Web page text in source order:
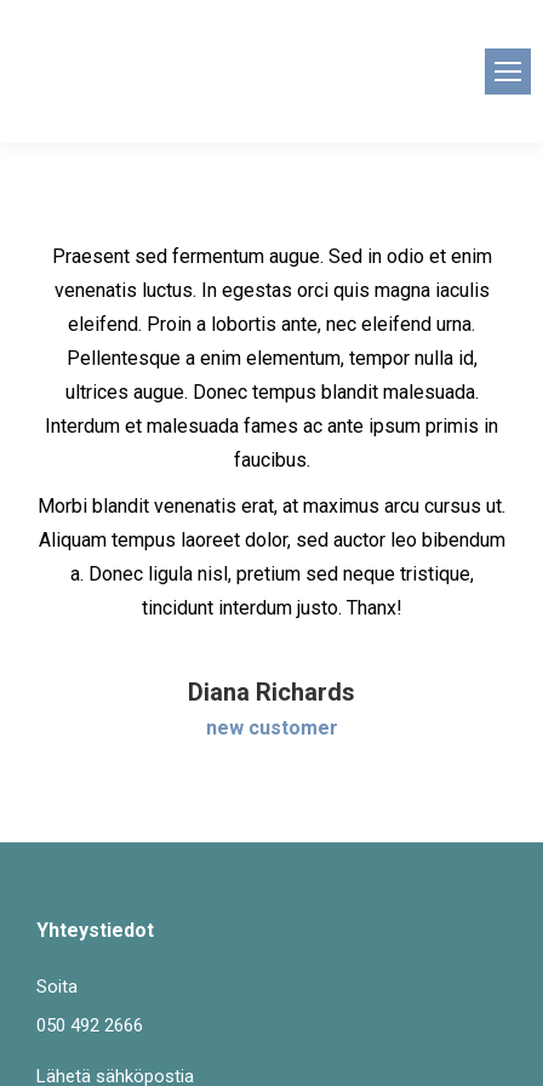
Praesent sed fermentum augue. Sed in odio et enim
venenatis luctus. In egestas orci quis magna iaculis
eleifend. Proin a lobortis ante, nec eleifend urna.
Pellentesque a enim elementum, tempor nulla id,
ultrices augue. Donec tempus blandit malesuada.
Interdum et malesuada fames ac ante ipsum primis in
faucibus.
Morbi blandit venenatis erat, at maximus arcu cursus ut.
Aliquam tempus laoreet dolor, sed auctor leo bibendum
a. Donec ligula nisl, pretium sed neque tristique,
tincidunt interdum justo. Thanx!
Diana Richards
new customer
Yhteystiedot
Soita
050 492 2666
Lähetä sähköpostia